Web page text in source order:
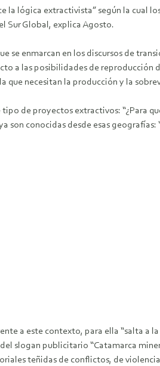
la lógica extractivista” según la cual
Sur Global, explica Agosto.
enmarcan en los discursos de
a las posibilidades de
necesitan la producción y la
de proyectos extractivos: “¿Para
son conocidas desde esas
a este contexto, para ella “salta a
slogan publicitario “Catamarca
teñidas de conflictos, de